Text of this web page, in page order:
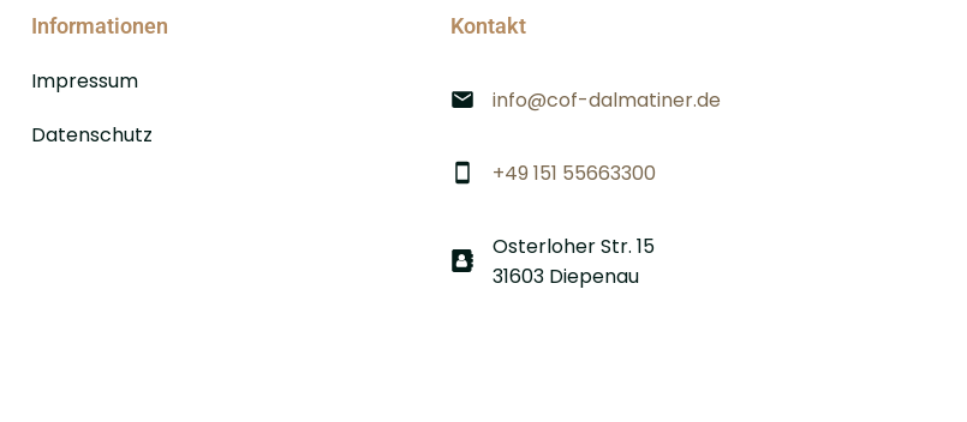
Informationen
Impressum
Datenschutz
Kontakt
info@cof-dalmatiner.de
+49 151 55663300
Osterloher Str. 15
31603 Diepenau